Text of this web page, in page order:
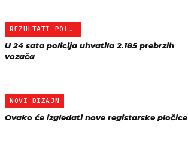
REZULTATI POLICIJSKE AKC…
U 24 sata policija uhvatila 2.185 prebrzih
vozača
NOVI DIZAJN
Ovako će izgledati nove registarske pločice